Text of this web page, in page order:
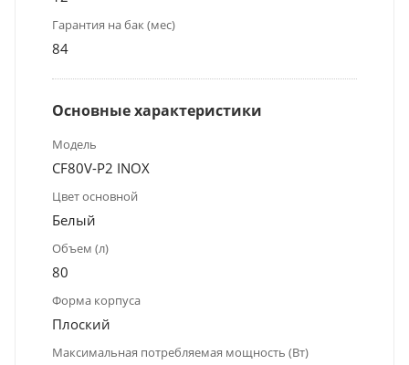
Гарантия на бак (мес)
84
Основные характеристики
Модель
CF80V-P2 INOX
Цвет основной
Белый
Объем (л)
80
Форма корпуса
Плоский
Максимальная потребляемая мощность (Вт)